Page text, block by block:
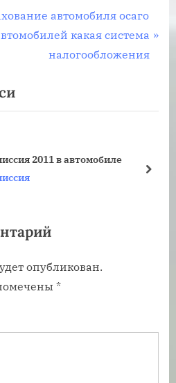
автомобиля осаго
какая система
налогообложения
2011 в автомобиле
опубликован.
*